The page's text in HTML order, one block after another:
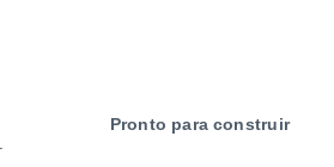
Pronto para construir